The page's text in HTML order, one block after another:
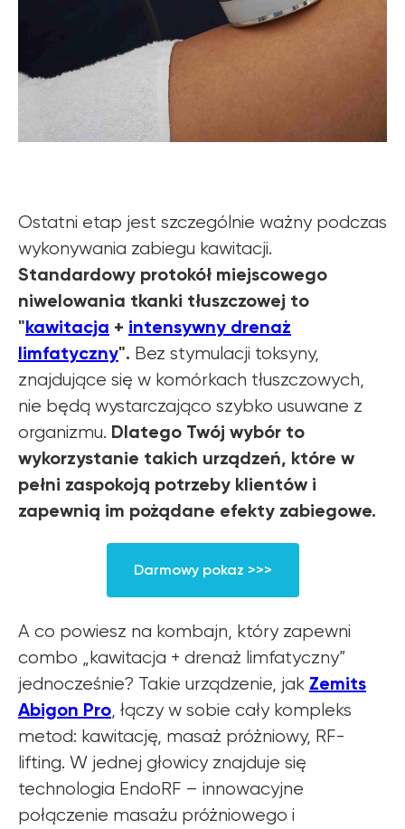
Ostatni etap jest szczególnie ważny podczas
wykonywania zabiegu kawitacji.
Standardowy protokół miejscowego
niwelowania tkanki tłuszczowej to
"kawitacja + intensywny drenaż
limfatyczny". Bez stymulacji toksyny,
znajdujące się w komórkach tłuszczowych,
nie będą wystarczająco szybko usuwane z
organizmu. Dlatego Twój wybór to
wykorzystanie takich urządzeń, które w
pełni zaspokoją potrzeby klientów i
zapewnią im pożądane efekty zabiegowe.
Darmowy pokaz >>>
A co powiesz na kombajn, który zapewni
combo „kawitacja + drenaż limfatyczny”
jednocześnie? Takie urządzenie, jak Zemits
Abigon Pro, łączy w sobie cały kompleks
metod: kawitację, masaż próżniowy, RF-
lifting. W jednej głowicy znajduje się
technologia EndoRF – innowacyjne
połączenie masażu próżniowego i